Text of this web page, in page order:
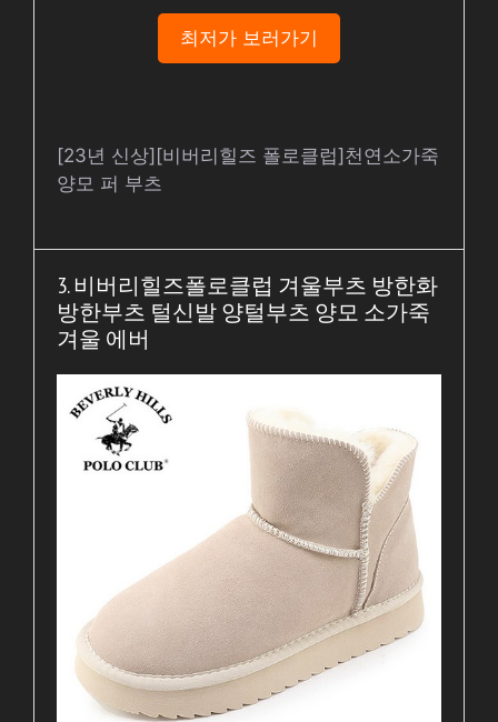
최저가 보러가기
[23년 신상][비버리힐즈 폴로클럽]천연소가죽
양모 퍼 부츠
3. 비버리힐즈폴로클럽 겨울부츠 방한화
방한부츠 털신발 양털부츠 양모 소가죽
겨울 에버